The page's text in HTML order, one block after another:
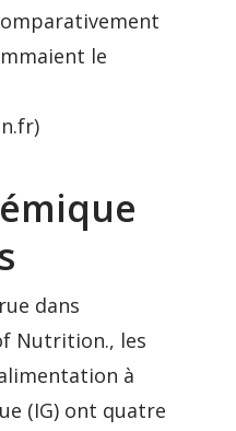
le
dans
Nutrition., les
à
(IG) ont quatre